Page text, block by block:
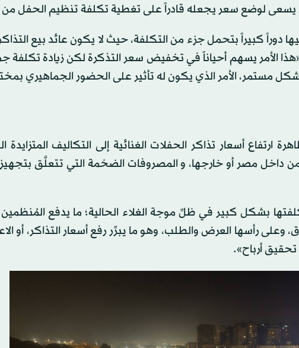
يسعى لوضع سعر يجعله قادراً على تغطية تكلفة تنظيم الحفل من
دوراً كبيراً بتحمل جزء من التكلفة، حيث لا يكون عائد بيع
الأمر يسهم أحياناً في تخفيض سعر التذكرة لكن زيادة تكلفة
بشكل مستمر، الأمر الذي يكون له تأثير على الحضور الجماهيري
ارتفاع أسعار تذاكر الحفلات الغنائية إلى التكاليف المتزايدة
داخل مصر أو خارجها، و المصروفات الضخمة التي تتعلَّق
بشكل كبير في ظلِّ موجة الغلاء الحالية؛ ما يدفع المُنظمين
رأسها العرض والطلب، وهو ما يبرِّر رفع أسعار التذاكر، أو
تحقيق أرباح».